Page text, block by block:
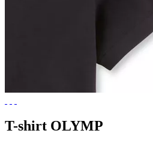
T-shirt OLYMP